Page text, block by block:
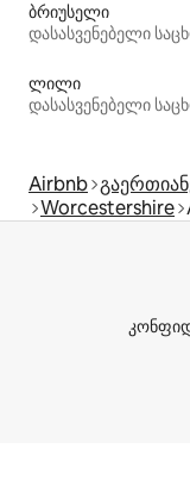
ბრიუსელი
ლილი
Airbnb
Worcestershire